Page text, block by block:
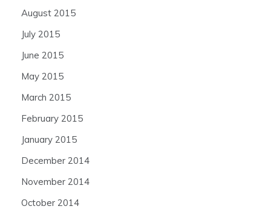
August 2015
July 2015
June 2015
May 2015
March 2015
February 2015
January 2015
December 2014
November 2014
October 2014